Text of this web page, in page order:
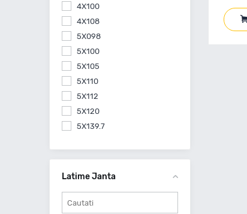
4X100
4X108
5X098
5X100
5X105
5X110
5X112
5X120
5X139.7
Latime Janta